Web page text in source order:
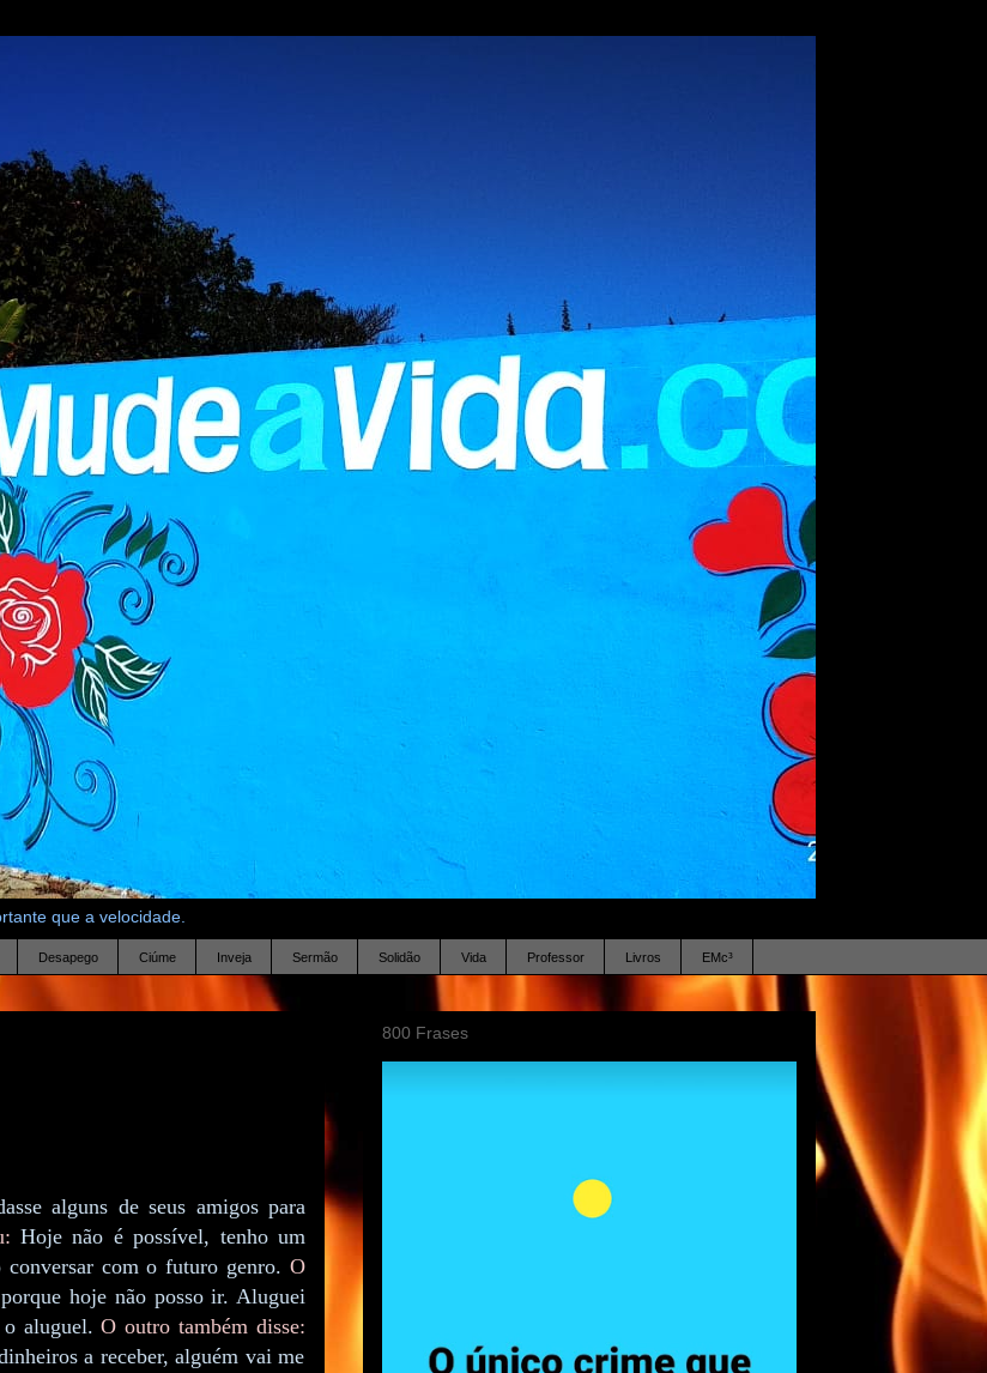
que a velocidade.
Desapego Ciúme Inveja Sermão Solidão Vida Professor Livros EMc³
alguns de seus amigos para
Hoje não é possível, tenho um
com o futuro genro. O
hoje não posso ir. Aluguei
o aluguel.O outro também disse:
a receber, alguém vai me
800 Frases